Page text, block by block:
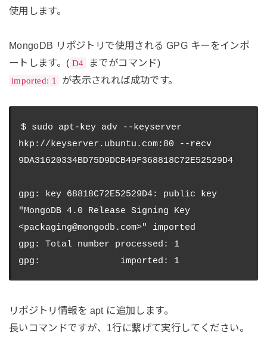
使用します。
MongoDB リポジトリで使用される GPG キーをインポ
ートします。( D4 までがコマンド)
imported: 1 が表示されれば成功です。
$ sudo apt-key adv --keyserver
hkp://keyserver.ubuntu.com:80 --recv
9DA31620334BD75D9DCB49F368818C72E52529D4
gpg: key 68818C72E52529D4: public key
"MongoDB 4.0 Release Signing Key
<packaging@mongodb.com>" imported
gpg: Total number processed: 1
リポジトリ情報を apt に追加します。
長いコマンドですが、1行に繋げて実行してください。